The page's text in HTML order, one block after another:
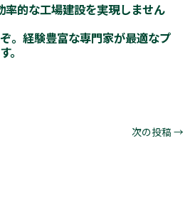
率的な工場建設を実現しません
。経験豊富な専門家が最適なプ
。
次の投稿 →